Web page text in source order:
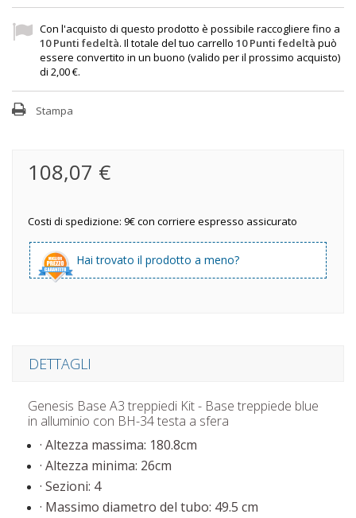
Con l'acquisto di questo prodotto è possibile raccogliere fino a
10Punti fedeltà. Il totale del tuo carrello 10Punti fedeltà può
essere convertito in un buono (valido per il prossimo acquisto)
di 2,00 €.
Stampa
108,07 €
Costi di spedizione: 9€ con corriere espresso assicurato
Hai trovato il prodotto a meno?
DETTAGLI
Genesis Base A3 treppiedi Kit - Base treppiede blue
in alluminio con BH-34 testa a sfera
· Altezza massima: 180.8cm
· Altezza minima: 26cm
· Sezioni: 4
· Massimo diametro del tubo: 49.5 cm